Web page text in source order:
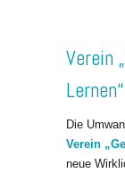
Verein
Lernen“
Die
Verein
neue